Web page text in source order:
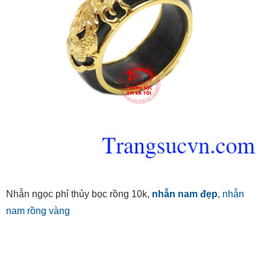
Nhẫn ngọc phỉ thủy bọc rồng 10k, nhẫn nam đẹp, nhẫn
nam rồng vàng